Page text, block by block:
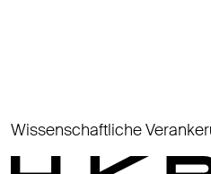
Wissenschaftliche